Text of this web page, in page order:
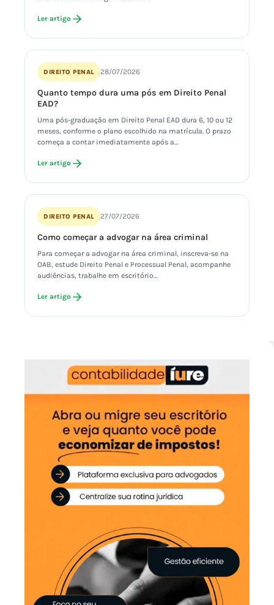
Ler artigo
DIREITO PENAL 28/07/2026
Quanto tempo dura uma pós em Direito Penal
EAD?
Uma pós-graduação em Direito Penal EAD dura 6, 10 ou 12
meses, conforme o plano escolhido na matrícula. O prazo
começa a contar imediatamente após a…
Ler artigo
DIREITO PENAL 27/07/2026
Como começar a advogar na área criminal
Para começar a advogar na área criminal, inscreva-se na
OAB, estude Direito Penal e Processual Penal, acompanhe
audiências, trabalhe em escritório…
Ler artigo